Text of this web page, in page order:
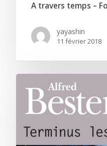
A travers temps –
yayashin
11 février 2018